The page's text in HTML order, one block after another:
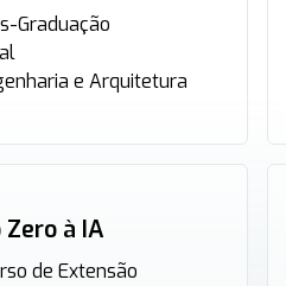
Graduação
e Arquitetura
à IA
de Extensão